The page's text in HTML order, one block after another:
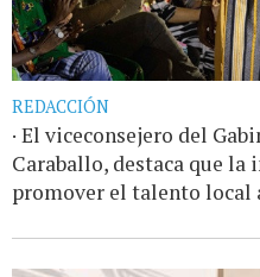
REDACCIÓN
· El viceconsejero del
Caraballo, destaca que
promover el talento local